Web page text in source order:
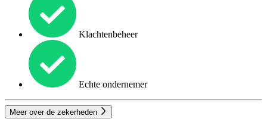
Klachtenbeheer
Echte ondernemer
Meer over de zekerheden